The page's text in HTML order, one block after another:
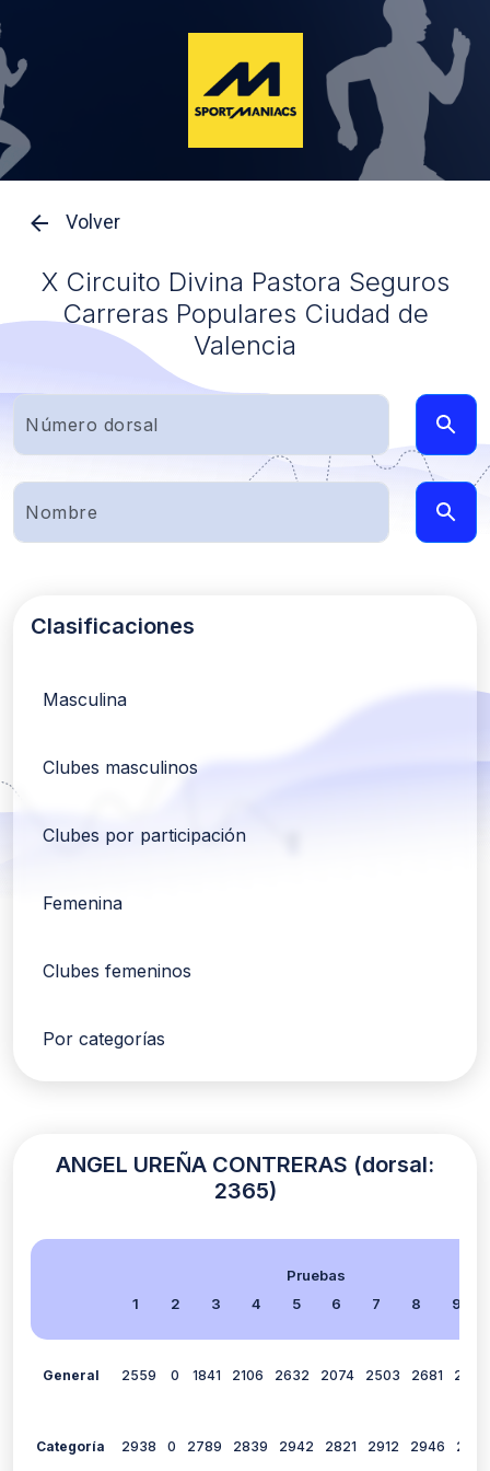
Volver
X Circuito Divina Pastora Seguros
Carreras Populares Ciudad de
Valencia
Clasificaciones
Masculina
Clubes masculinos
Clubes por participación
Femenina
Clubes femeninos
Por categorías
ANGEL UREÑA CONTRERAS (dorsal:
2365)
Pruebas
1
2 3 4 5 6 7 8 9
General 2559 0 1841 2106 2632 2074 2503 2681 2219
Categoría 2938 0 2789 2839 2942 2821 2912 2946 2836